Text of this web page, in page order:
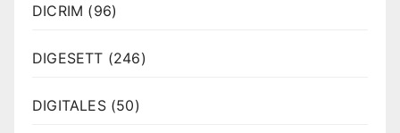
DICRIM (96)
DIGESETT (246)
DIGITALES(50)